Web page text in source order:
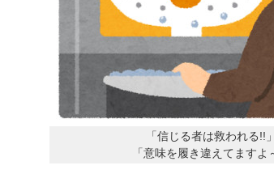
「信じる者は救われる!!」
「意味を履き違えてますよ